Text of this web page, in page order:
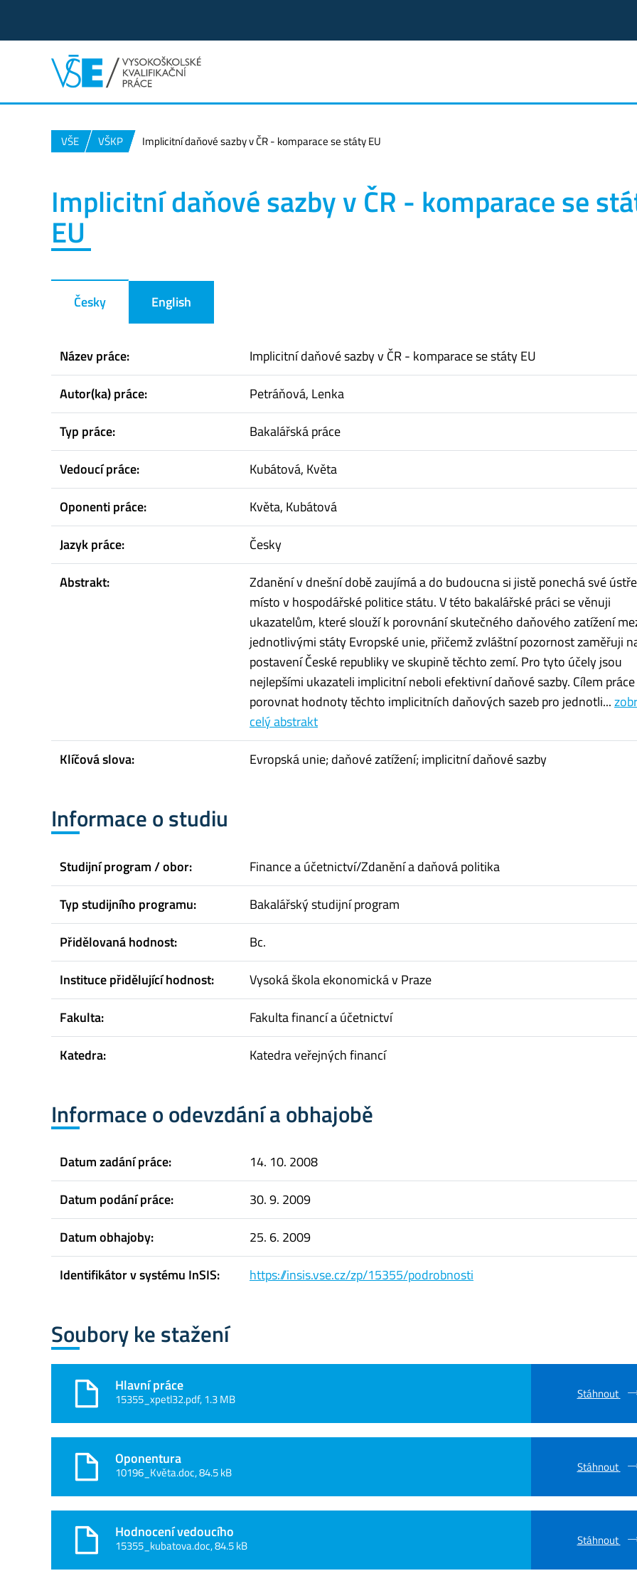
VŠE VŠKP Implicitní daňové sazby v ČR - komparace se státy EU
Implicitní daňové sazby v ČR - komparace se
EU
Česky English
Název práce:
Implicitní daňové sazby v ČR - komparace se státy EU
Autor(ka) práce:
Petráňová, Lenka
Typ práce:
Bakalářská práce
Vedoucí práce:
Kubátová, Květa
Oponenti práce:
Květa, Kubátová
Jazyk práce:
Česky
Abstrakt:
Zdanění v dnešní době zaujímá a do budoucna si jistě ponechá své
místo v hospodářské politice státu. V této bakalářské práci se věnuji
ukazatelům, které slouží k porovnání skutečného daňového zatížení
jednotlivými státy Evropské unie, přičemž zvláštní pozornost zaměřuji
postavení České republiky ve skupině těchto zemí. Pro tyto účely jsou
nejlepšími ukazateli implicitní neboli efektivní daňové sazby. Cílem
porovnat hodnoty těchto implicitních daňových sazeb pro jednotli...
celý abstrakt
Klíčová slova:
Evropská unie; daňové zatížení; implicitní daňové sazby
Informace o studiu
Studijní program / obor:
Finance a účetnictví/Zdanění a daňová politika
Typ studijního programu:
Bakalářský studijní program
Přidělovaná hodnost:
Bc.
Instituce přidělující hodnost:
Vysoká škola ekonomická v Praze
Fakulta:
Fakulta financí a účetnictví
Katedra:
Katedra veřejných financí
Informace o odevzdání a obhajobě
Datum zadání práce:
14. 10. 2008
Datum podání práce:
30. 9. 2009
Datum obhajoby:
25. 6. 2009
Identifikátor v systému InSIS:
https://insis.vse.cz/zp/15355/podrobnosti
Soubory ke stažení
Hlavní práce
15355_xpetl32.pdf, 1.3 MB Stáhnout
Oponentura
10196_Květa.doc, 84.5 kB Stáhnout
Hodnocení vedoucího
15355_kubatova.doc, 84.5 kB Stáhnout